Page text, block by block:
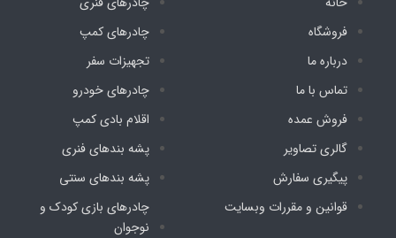
فروشگاه
درباره ما
تماس با ما
فروش عمده
گالری تصاویر
پیگیری سفارش
قوانین و مقررات وبسایت
چادرهای کمپ
تجهیزات سفر
چادرهای خودرو
اقلام بادی کمپ
پشه‌ بندهای فنری
پشه‌ بندهای سنتی
چادرهای بازی کودک و
نوجوان